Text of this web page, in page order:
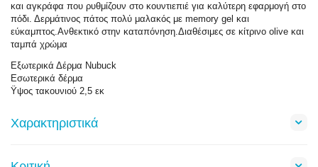
και αγκράφα που ρυθμίζουν στο κουντιεπιέ για καλύτερη εφαρμογή στο
πόδι. Δερμάτινος πάτος πολύ μαλακός με memory gel και
εύκαμπτος.Ανθεκτικό στην καταπόνηση.Διαθέσιμες σε κίτρινο olive και
ταμπά χρώμα
Εξωτερικά Δέρμα Nubuck
Εσωτερικά δέρμα
Ϋψος τακουνιού 2,5 εκ
Χαρακτηριστικά